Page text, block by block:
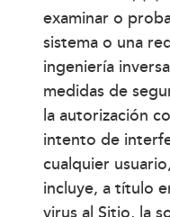
examinar o
sistema o una
ingeniería
medidas de
la autorización
intento de
cualquier
incluye, a título